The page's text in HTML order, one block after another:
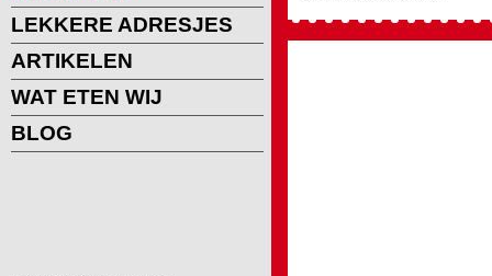
LEKKERE ADRESJES
ARTIKELEN
WAT ETEN WIJ
BLOG